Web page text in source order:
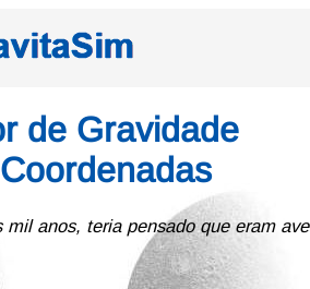
de Gravidade
anos, teria pensado que eram